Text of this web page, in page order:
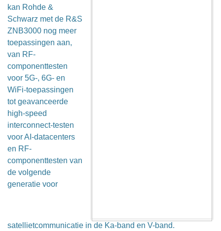
kan Rohde &
Schwarz met de R&S
ZNB3000 nog meer
toepassingen aan,
van RF-
componenttesten
voor 5G-, 6G- en
WiFi-toepassingen
tot geavanceerde
high-speed
interconnect-testen
voor AI-datacenters
en RF-
componenttesten van
de volgende
generatie voor
satellietcommunicatie in de Ka-band en V-band.